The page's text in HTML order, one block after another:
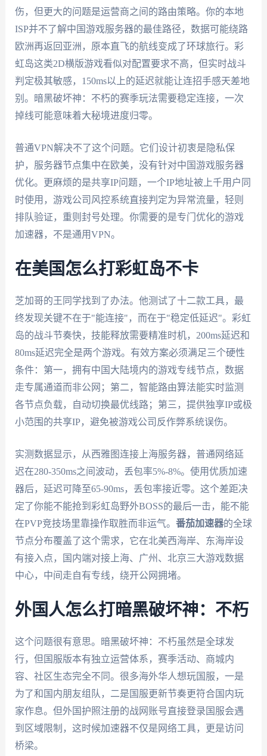
伤，但更大的问题是运营商之间的路由策略。你的本地
ISP并不了解中国游戏服务器的最佳路径，数据可能绕路
欧洲再返回亚洲，原本直飞的航线变成了环球旅行。彩
虹岛这类2D横版游戏看似对配置要求不高，但实时战斗
判定极其敏感，150ms以上的延迟就能让连招手感天差地
别。暗黑破坏神：不朽的赛季玩法需要稳定连接，一次
掉线可能意味着大秘境进度归零。
普通VPN解决不了这个问题。它们设计初衷是隐私保
护，服务器节点集中在欧美，没有针对中国游戏服务器
优化。更麻烦的是共享IP问题，一个IP地址被上千用户同
时使用，游戏公司风控系统直接判定为异常流量，轻则
排队验证，重则封号处理。你需要的是专门优化的游戏
加速器，不是通用VPN。
在美国怎么打彩虹岛不卡
芝加哥的王同学找到了办法。他测试了十二款工具，最
终发现关键不在于"能连接"，而在于"稳定低延迟"。彩虹
岛的战斗节奏快，技能释放需要精准时机，200ms延迟和
80ms延迟完全是两个游戏。有效方案必须满足三个硬性
条件：第一，拥有中国大陆境内的游戏专线节点，数据
走专属通道而非公网；第二，智能路由算法能实时监测
各节点负载，自动切换最优线路；第三，提供独享IP或极
小范围的共享IP，避免被游戏公司反作弊系统误伤。
实测数据显示，从西雅图连接上海服务器，普通网络延
迟在280-350ms之间波动，丢包率5%-8%。使用优质加速
器后，延迟可降至65-90ms，丢包率接近零。这个差距决
定了你能不能抢到彩虹岛野外BOSS的最后一击，能不能
在PVP竞技场里靠操作取胜而非运气。 番茄加速器的全球
节点分布覆盖了这个需求，它在北美西海岸、东海岸设
有接入点，国内端对接上海、广州、北京三大游戏数据
中心，中间走自有专线，绕开公网拥堵。
外国人怎么打暗黑破坏神：不朽
这个问题很有意思。暗黑破坏神：不朽虽然是全球发
行，但国服版本有独立运营体系，赛季活动、商城内
容、社区生态完全不同。很多海外华人想玩国服，一是
为了和国内朋友组队，二是国服更新节奏更符合国内玩
家作息。但外国护照注册的战网账号直接登录国服会遇
到区域限制，这时候加速器不仅是网络工具，更是访问
桥梁。